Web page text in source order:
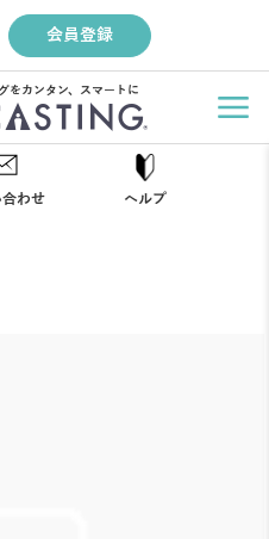
会員登録
をカンタン、スマートに
わせ ヘルプ